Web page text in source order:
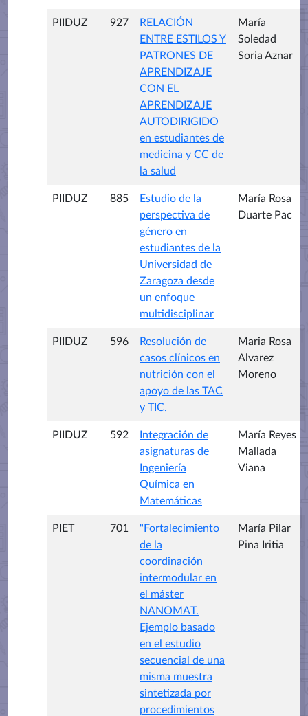
PIIDUZ 927
RELACIÓN
ENTRE ESTILOS Y
PATRONES DE
APRENDIZAJE
CON EL
APRENDIZAJE
AUTODIRIGIDO
en estudiantes de
medicina y CC de
la salud
María
Soledad
Soria Aznar
PIIDUZ 885
Estudio de la
perspectiva de
género en
estudiantes de la
Universidad de
Zaragoza desde
un enfoque
multidisciplinar
María Rosa
Duarte Pac
PIIDUZ 596
Resolución de
casos clínicos en
nutrición con el
apoyo de las TAC
y TIC.
Maria Rosa
Alvarez
Moreno
PIIDUZ 592
Integración de
asignaturas de
Ingeniería
Química en
Matemáticas
María Reyes
Mallada
Viana
PIET 701
"Fortalecimiento
de la
coordinación
intermodular en
el máster
NANOMAT.
Ejemplo basado
en el estudio
secuencial de una
misma muestra
sintetizada por
procedimientos
María Pilar
Pina Iritia